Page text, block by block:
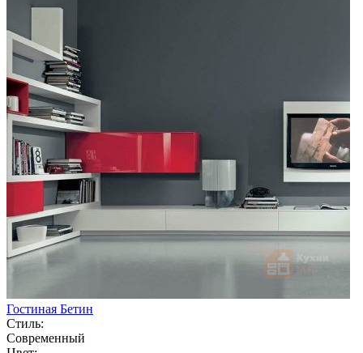
Гостиная Бетин
Стиль:
Современный